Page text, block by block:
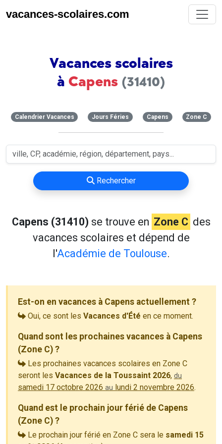
vacances-scolaires.com
Vacances scolaires
à Capens (31410)
Calendrier Vacances Jours Féries Capens Zone C
Rechercher
Capens (31410) se trouve en Zone C des
vacances scolaires et dépend de
l'Académie de Toulouse.
Est-on en vacances à Capens actuellement ?
Oui, ce sont les Vacances d'Été en ce moment.
Quand sont les prochaines vacances à Capens
(Zone C) ?
Les prochaines vacances scolaires en Zone C
seront les Vacances de la Toussaint 2026, du
samedi 17 octobre 2026 au lundi 2 novembre 2026.
Quand est le prochain jour férié de Capens
(Zone C) ?
Le prochain jour férié en Zone C sera le samedi 15